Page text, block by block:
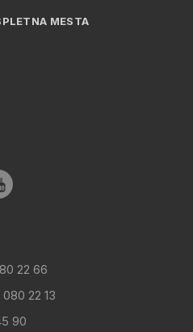
MESTA
22 66
080 22 13
90